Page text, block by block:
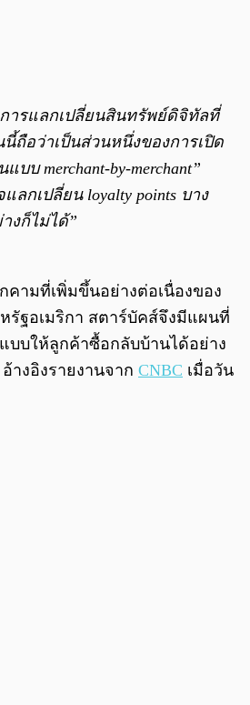
ารแลกเปลี่ยนสินทรัพย์ดิจิทัลที่
ถือว่าเป็นส่วนหนึ่งของการเปิด
บบ merchant-by-merchant”
ลกเปลี่ยน loyalty points บาง
งก็ไม่ได้”
คามที่เพิ่มขึ้นอย่างต่อเนื่องของ
รัฐอเมริกา สตาร์บัคส์จึงมีแผนที่
บบให้ลูกค้าซื้อกลับบ้านได้อย่าง
างอิงรายงานจาก CNBC เมื่อวัน